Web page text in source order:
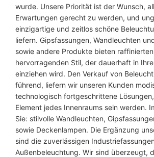
wurde. Unsere Priorität ist der Wunsch,
Erwartungen gerecht zu werden, und
einzigartige und zeitlos schöne
liefern. Gipsfassungen, Wandleuchten
sowie andere Produkte bieten
hervorragenden Stil, der dauerhaft in
einziehen wird. Den Verkauf von
führend, liefern wir unseren Kunden
technologisch fortgeschrittene
Element jedes Innenraums sein werden.
Sie: stilvolle Wandleuchten,
sowie Deckenlampen. Die Ergänzung
sind die zuverlässigen
Außenbeleuchtung. Wir sind überzeugt,